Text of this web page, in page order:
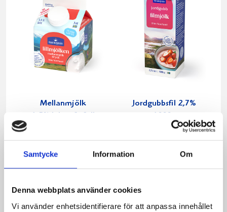
Samtycke Information Om
Denna webbplats använder cookies
Vi använder enhetsidentifierare för att anpassa innehållet
Mellanmjölk
Jordgubbsfil 2,7%